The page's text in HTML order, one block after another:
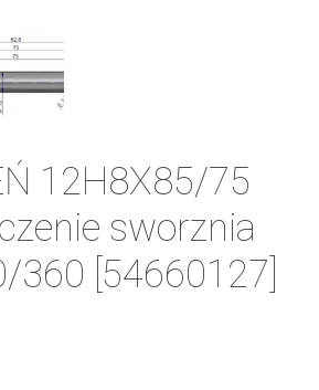
12H8X85/75
sworznia
360 [54660127]